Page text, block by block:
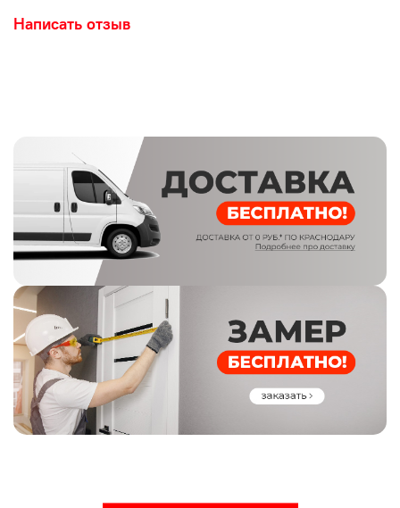
Минеральная плита
Сторона открывания
Левое
Внешняя отделка
мдф-панель. фрезерованная. 8мм
Внутренняя отделка
мдф-панель. фрезерованная. 10мм
Тип коробки
Закрытый, утепленный
Контур уплотнения, шт
3
Замок основной
Guardian цилиндровый (3-я серия)
Написать отзыв